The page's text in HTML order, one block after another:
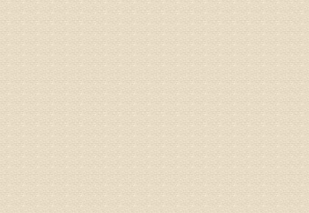
由于我
姓名
病情描
专家回
孙主任
姓名：
病情描
专家回
建议带